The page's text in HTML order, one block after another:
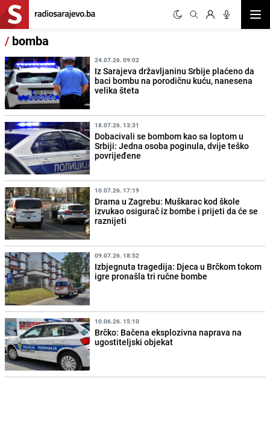
/ bomba
24.07.26. 09:02
Iz Sarajeva državljaninu Srbije plaćeno da
baci bombu na porodičnu kuću, nanesena
velika šteta
18.07.26. 13:31
Dobacivali se bombom kao sa loptom u
Srbiji: Jedna osoba poginula, dvije teško
povrijeđene
10.07.26. 17:19
Drama u Zagrebu: Muškarac kod škole
izvukao osigurač iz bombe i prijeti da će se
raznijeti
09.07.26. 18:52
Izbjegnuta tragedija: Djeca u Brčkom tokom
igre pronašla tri ručne bombe
10.06.26. 15:10
Brčko: Bačena eksplozivna naprava na
ugostiteljski objekat